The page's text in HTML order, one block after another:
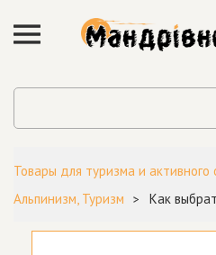
Товары для туризма и
Альпинизм, Туризм
Как